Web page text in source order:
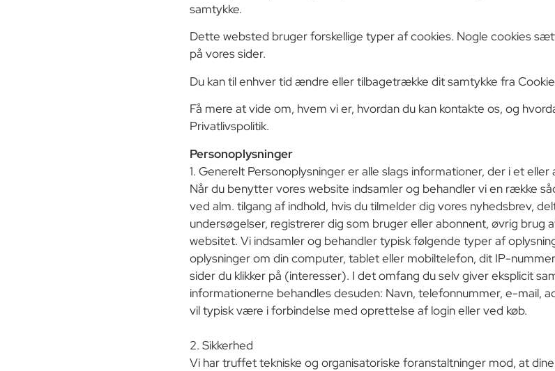
samtykke.
Dette websted bruger forskellige typer af cookies. Nogle cookies
på vores sider.
Du kan til enhver tid ændre eller tilbagetrække dit samtykke fra
Få mere at vide om, hvem vi er, hvordan du kan kontakte os, og
Privatlivspolitik.
Personoplysninger
1. Generelt Personoplysninger er alle slags informationer, der i et
Når du benytter vores website indsamler og behandler vi en række
ved alm. tilgang af indhold, hvis du tilmelder dig vores nyhedsbrev,
undersøgelser, registrerer dig som bruger eller abonnent, øvrig brug
websitet. Vi indsamler og behandler typisk følgende typer af
oplysninger om din computer, tablet eller mobiltelefon, dit IP-
sider du klikker på (interesser). I det omfang du selv giver eksplicit
informationerne behandles desuden: Navn, telefonnummer, e-mail,
vil typisk være i forbindelse med oprettelse af login eller ved køb.
2. Sikkerhed
Vi har truffet tekniske og organisatoriske foranstaltninger mod, at